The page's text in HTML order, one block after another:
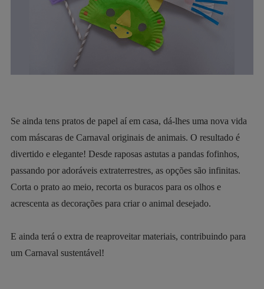
Se ainda tens pratos de papel aí em casa, dá-lhes uma nova vida
com máscaras de Carnaval originais de animais. O resultado é
divertido e elegante! Desde raposas astutas a pandas fofinhos,
passando por adoráveis extraterrestres, as opções são infinitas.
Corta o prato ao meio, recorta os buracos para os olhos e
acrescenta as decorações para criar o animal desejado.
E ainda terá o extra de reaproveitar materiais, contribuindo para
um Carnaval sustentável!